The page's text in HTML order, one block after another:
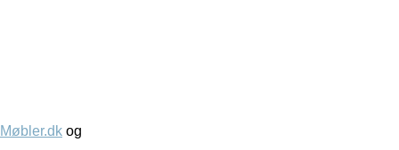
og